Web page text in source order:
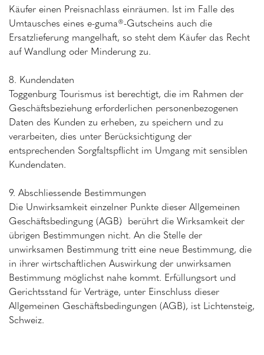
Käufer einen Preisnachlass einräumen. Ist im Falle des
Umtausches eines e-guma®-Gutscheins auch die
Ersatzlieferung mangelhaft, so steht dem Käufer das Recht
auf Wandlung oder Minderung zu.
8. Kundendaten
Toggenburg Tourismus ist berechtigt, die im Rahmen der
Geschäftsbeziehung erforderlichen personenbezogenen
Daten des Kunden zu erheben, zu speichern und zu
verarbeiten, dies unter Berücksichtigung der
entsprechenden Sorgfaltspflicht im Umgang mit sensiblen
Kundendaten.
9. Abschliessende Bestimmungen
Die Unwirksamkeit einzelner Punkte dieser Allgemeinen
Geschäftsbedingung (AGB) berührt die Wirksamkeit der
übrigen Bestimmungen nicht. An die Stelle der
unwirksamen Bestimmung tritt eine neue Bestimmung, die
in ihrer wirtschaftlichen Auswirkung der unwirksamen
Bestimmung möglichst nahe kommt. Erfüllungsort und
Gerichtsstand für Verträge, unter Einschluss dieser
Allgemeinen Geschäftsbedingungen (AGB), ist Lichtensteig,
Schweiz.